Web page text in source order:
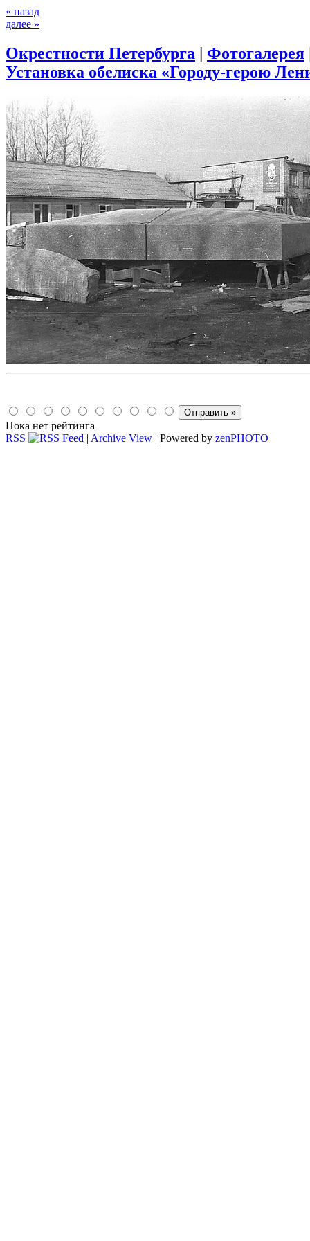
« назад
далее »
Окрестности Петербурга | Фотогалерея
Установка обелиска «Городу-герою
Пока нет рейтинга
RSS
| Archive View | Powered by zenPHOTO